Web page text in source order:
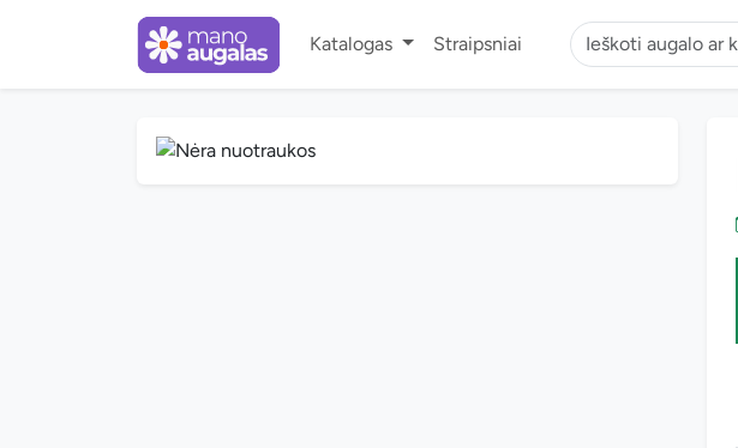
Katalogas Straipsniai